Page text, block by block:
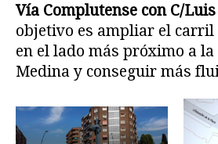
Vía Complutense con C/
objetivo es ampliar el carril
en el lado más próximo a la
Medina y conseguir más